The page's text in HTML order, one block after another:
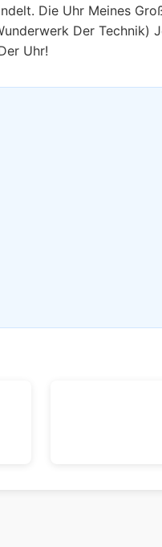
Die Uhr Meines
Der Technik)
Uhr!